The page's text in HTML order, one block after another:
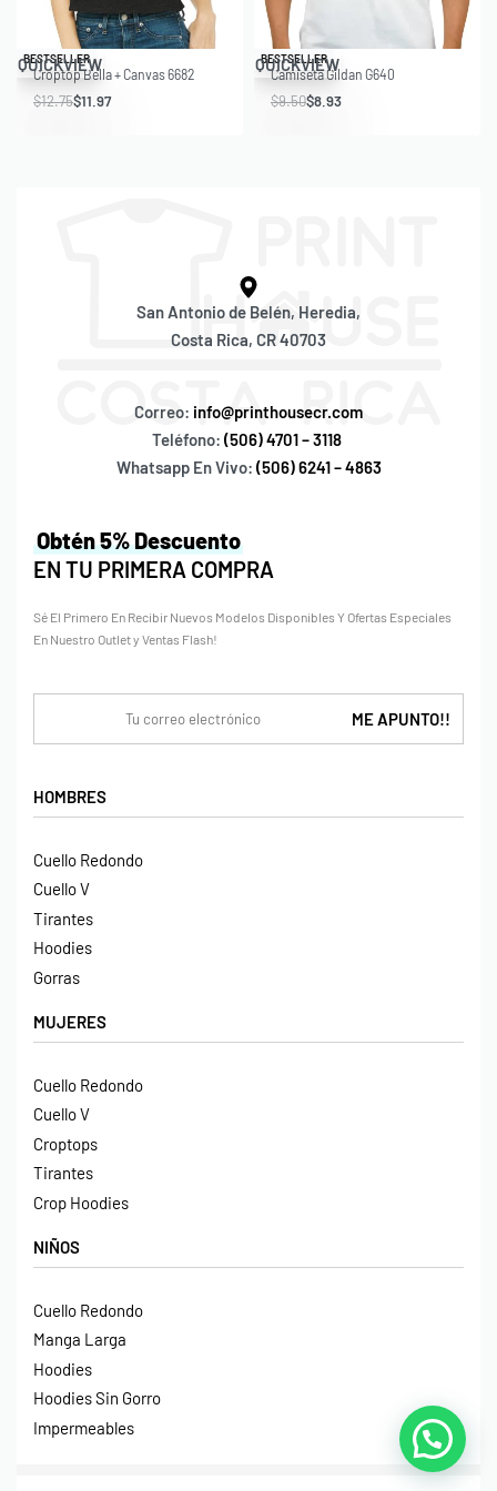
Save $0.78
BESTSELLER
QUICKVIEW
Croptop Bella + Canvas 6682
$12.75$11.97
Save $0.57
BESTSELLER
QUICKVIEW
Camiseta Gildan G640
$9.50$8.93
San Antonio de Belén, Heredia,
Costa Rica, CR 40703
Correo: info@printhousecr.com
Teléfono: (506) 4701 – 3118
Whatsapp En Vivo: (506) 6241 – 4863
HOMBRES
Cuello Redondo
Cuello V
Tirantes
Hoodies
Gorras
MUJERES
Cuello Redondo
Cuello V
Croptops
Tirantes
Crop Hoodies
NIÑOS
Cuello Redondo
Manga Larga
Hoodies
Hoodies Sin Gorro
Impermeables
Obtén 5% Descuento
EN TU PRIMERA COMPRA
Sé El Primero En Recibir Nuevos Modelos Disponibles Y Ofertas Especiales
En Nuestro Outlet y Ventas Flash!